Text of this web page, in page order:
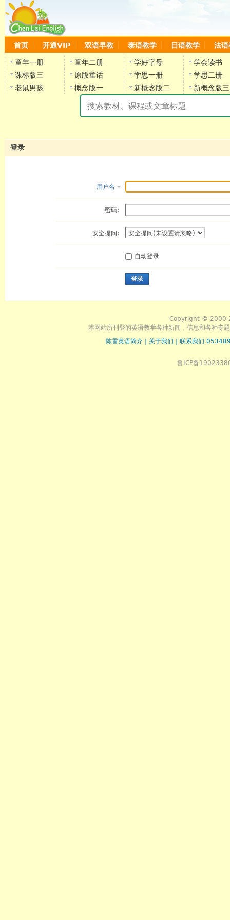
首页 开通VIP 双语早教 泰语教学 日语教学 法语
童年一册 童年二册 学好字母
学会读书
课标版三
原版童话 学思一册
学思二册
老鼠男孩
概念版一 新概念版二 新概念版三
登录
用户名
密码:
安全提问:
自动登录
登录
Copyright © 2000-
本网站所刊登的英语教学各种新闻﹑信息和各种专
陈雷英语简介
关于我们 联系我们
鲁ICP备